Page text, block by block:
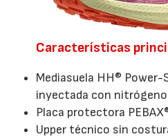
Características
Mediasuela HH®
inyectada con
Placa protectora
Upper técnico sin